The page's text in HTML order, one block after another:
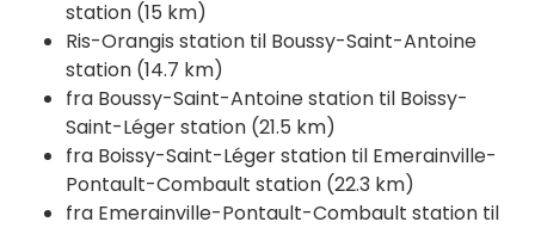
station (15 km)
Ris-Orangis station til Boussy-Saint-Antoine
station (14.7 km)
fra Boussy-Saint-Antoine station til Boissy-
Saint-Léger station (21.5 km)
fra Boissy-Saint-Léger station til Emerainville-
Pontault-Combault station (22.3 km)
fra Emerainville-Pontault-Combault station til